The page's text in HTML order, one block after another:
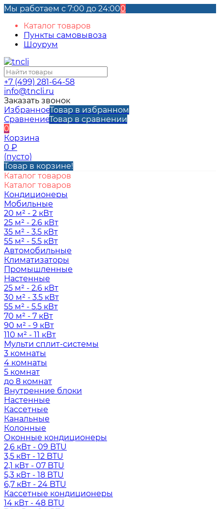
Мы работаем с 7:00 до 24:000
Каталог товаров
Пункты самовывоза
Шоурум
+7 (499) 281-64-58
info@tncli.ru
Заказать звонок
ИзбранноеТовар в избранном
СравнениеТовар в сравнении
0
Корзина
0 ₽
(пусто)
Товар в корзине!
Каталог товаров
Каталог товаров
Кондиционеры
Мобильные
20 м² - 2 кВт
25 м² - 2.6 кВт
35 м² - 3.5 кВт
55 м² - 5.5 кВт
Автомобильные
Климатизаторы
Промышленные
Настенные
25 м² - 2.6 кВт
30 м² - 3.5 кВт
55 м² - 5.5 кВт
70 м² - 7 кВт
90 м² - 9 кВт
110 м² - 11 кВт
Мульти сплит-системы
3 комнаты
4 комнаты
5 комнат
до 8 комнат
Внутренние блоки
Настенные
Кассетные
Канальные
Колонные
Оконные кондиционеры
2,6 кВт - 09 BTU
3,5 кВт - 12 BTU
2,1 кВт - 07 BTU
5,3 кВт - 18 BTU
6,7 кВт - 24 BTU
Кассетные кондиционеры
14 кВт - 48 BTU